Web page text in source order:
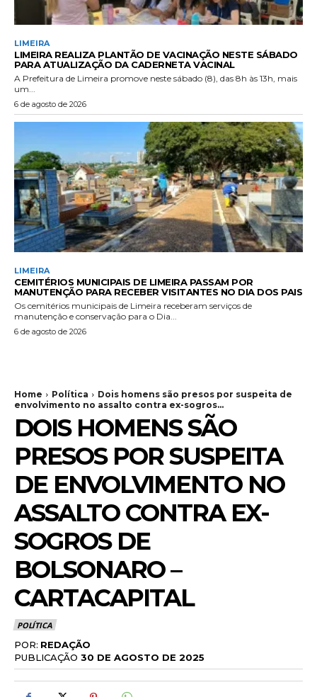
LIMEIRA
LIMEIRA REALIZA PLANTÃO DE VACINAÇÃO NESTE SÁBADO
PARA ATUALIZAÇÃO DA CADERNETA VACINAL
A Prefeitura de Limeira promove neste sábado (8), das 8h às 13h, mais
um...
6 de agosto de 2026
LIMEIRA
CEMITÉRIOS MUNICIPAIS DE LIMEIRA PASSAM POR
MANUTENÇÃO PARA RECEBER VISITANTES NO DIA DOS PAIS
Os cemitérios municipais de Limeira receberam serviços de
manutenção e conservação para o Dia...
6 de agosto de 2026